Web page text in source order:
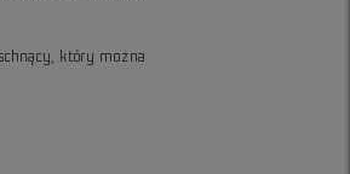
który można